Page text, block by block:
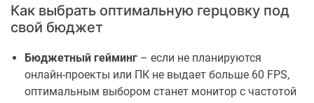
Как выбрать оптимальную герцовку под
свой бюджет
Бюджетный гейминг – если не планируются
онлайн-проекты или ПК не выдает больше 60 FPS,
оптимальным выбором станет монитор с частотой